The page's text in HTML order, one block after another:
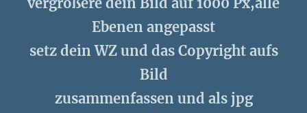
Ebenen angepasst
setz dein WZ und das Copyright aufs
Bild
zusammenfassen und als jpg